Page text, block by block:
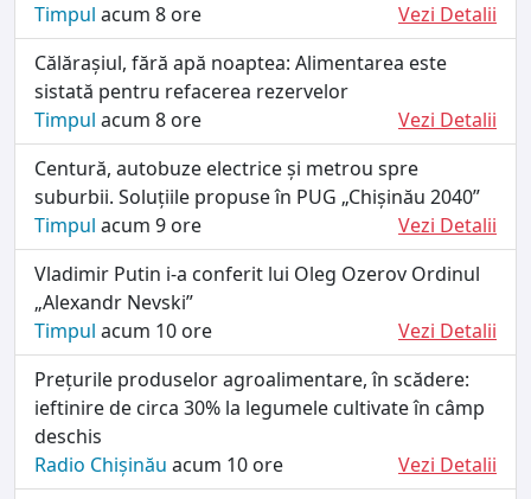
Timpul acum 8 ore
Vezi Detalii
Călărașiul, fără apă noaptea: Alimentarea este
sistată pentru refacerea rezervelor
Timpul acum 8 ore
Vezi Detalii
Centură, autobuze electrice și metrou spre
suburbii. Soluțiile propuse în PUG „Chișinău 2040”
Timpul acum 9 ore
Vezi Detalii
Vladimir Putin i-a conferit lui Oleg Ozerov Ordinul
„Alexandr Nevski”
Timpul acum 10 ore
Vezi Detalii
Prețurile produselor agroalimentare, în scădere:
ieftinire de circa 30% la legumele cultivate în câmp
deschis
Radio Chișinău acum 10 ore
Vezi Detalii